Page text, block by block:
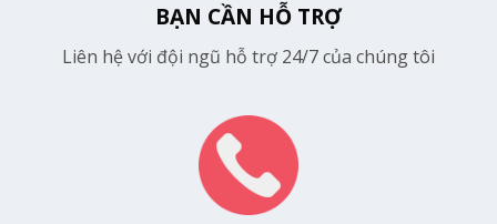
BẠN CẦN HỖ TRỢ
Liên hệ với đội ngũ hỗ trợ 24/7 của chúng tôi